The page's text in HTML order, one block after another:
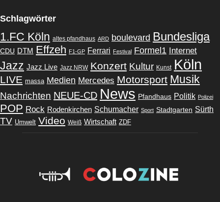
Schlagwörter
1.FC Köln altes pfandhaus ARD boulevard Bundesliga
CDU DTM Effzeh F1-GP Ferrari Festival Formel1 Internet
Jazz Jazz Live Jazz NRW Konzert Kultur Kunst Köln
LIVE massa Medien Mercedes Motorsport Musik
Nachrichten NEUE-CD News Pfandhaus Politik Polizei
POP Rock Rodenkirchen Schumacher Sport Stadtgarten Sürth
TV Umwelt Video Weiß Wirtschaft ZDF